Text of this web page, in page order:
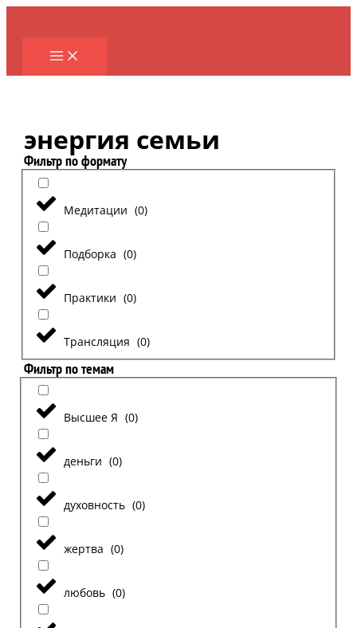
Перейти
содержимому
энергия семьи
Фильтр по формату
Медитации (0)
Подборка (0)
Практики (0)
Трансляция (0)
Фильтр по темам
Высшее Я (0)
деньги (0)
духовность (0)
жертва (0)
любовь (0)